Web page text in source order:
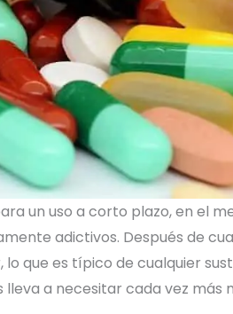
un uso a corto plazo, en el
adictivos. Después de
que es típico de cualquier
a necesitar cada vez más